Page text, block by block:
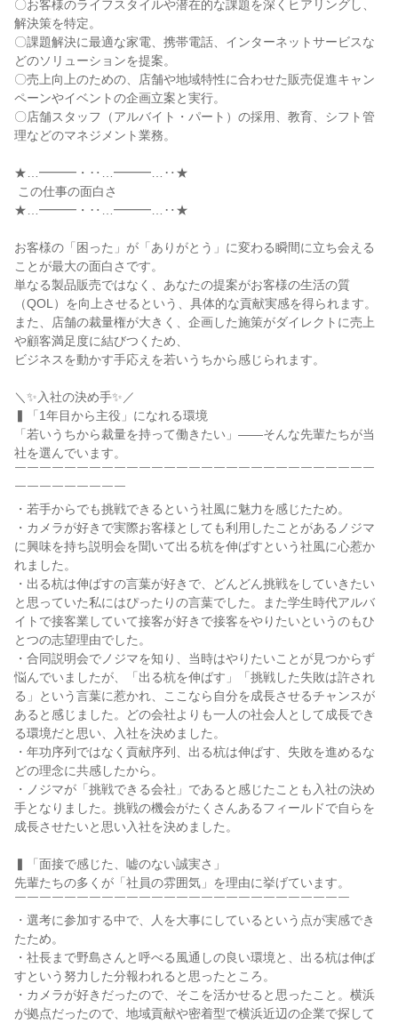
〇お客様のライフスタイルや潜在的な課題を深くヒアリングし、
解決策を特定。
〇課題解決に最適な家電、携帯電話、インターネットサービスな
どのソリューションを提案。
〇売上向上のための、店舗や地域特性に合わせた販売促進キャン
ペーンやイベントの企画立案と実行。
〇店舗スタッフ（アルバイト・パート）の採用、教育、シフト管
理などのマネジメント業務。
★…━━━・‥…━━━…‥★
★…━━━・‥…━━━…‥★
お客様の「困った」が「ありがとう」に変わる瞬間に立ち会える
ことが最大の面白さです。
単なる製品販売ではなく、あなたの提案がお客様の生活の質
（QOL）を向上させるという、具体的な貢献実感を得られます。
また、店舗の裁量権が大きく、企画した施策がダイレクトに売上
や顧客満足度に結びつくため、
ビジネスを動かす手応えを若いうちから感じられます。
＼✨入社の決め手✨／
▍「1年目から主役」になれる環境
「若いうちから裁量を持って働きたい」——そんな先輩たちが当
社を選んでいます。
￣￣￣￣￣￣￣￣￣￣￣￣￣￣￣￣￣￣￣￣￣￣￣￣￣￣￣￣￣
￣￣￣￣￣￣￣￣￣
・若手からでも挑戦できるという社風に魅力を感じたため。
・カメラが好きで実際お客様としても利用したことがあるノジマ
に興味を持ち説明会を聞いて出る杭を伸ばすという社風に心惹か
れました。
・出る杭は伸ばすの言葉が好きで、どんどん挑戦をしていきたい
と思っていた私にはぴったりの言葉でした。また学生時代アルバ
イトで接客業していて接客が好きで接客をやりたいというのもひ
とつの志望理由でした。
・合同説明会でノジマを知り、当時はやりたいことが見つからず
悩んでいましたが、「出る杭を伸ばす」「挑戦した失敗は許され
る」という言葉に惹かれ、ここなら自分を成長させるチャンスが
あると感じました。どの会社よりも一人の社会人として成長でき
る環境だと思い、入社を決めました。
・年功序列ではなく貢献序列、出る杭は伸ばす、失敗を進めるな
どの理念に共感したから。
・ノジマが「挑戦できる会社」であると感じたことも入社の決め
手となりました。挑戦の機会がたくさんあるフィールドで自らを
成長させたいと思い入社を決めました。
▍「面接で感じた、嘘のない誠実さ」
先輩たちの多くが「社員の雰囲気」を理由に挙げています。
￣￣￣￣￣￣￣￣￣￣￣￣￣￣￣￣￣￣￣￣￣￣￣￣￣￣￣
・選考に参加する中で、人を大事にしているという点が実感でき
たため。
・社長まで野島さんと呼べる風通しの良い環境と、出る杭は伸ば
すという努力した分報われると思ったところ。
・カメラが好きだったので、そこを活かせると思ったこと。横浜
が拠点だったので、地域貢献や密着型で横浜近辺の企業で探して